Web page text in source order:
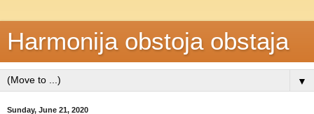
Harmonija obstoja obstaja
▼
Sunday, June 21, 2020